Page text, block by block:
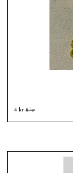
4 kr 6 kr